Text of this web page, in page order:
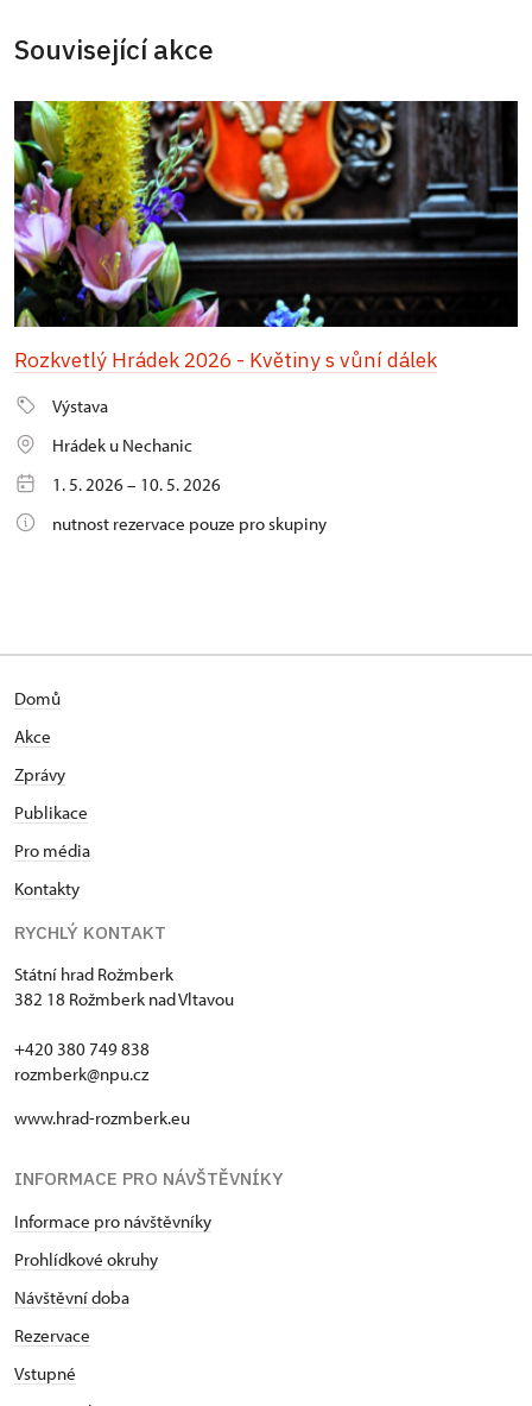
Související akce
Rozkvetlý Hrádek 2026 - Květiny s vůní dálek
Výstava
Hrádek u Nechanic
1. 5. 2026 – 10. 5. 2026
nutnost rezervace pouze pro skupiny
Domů
Akce
Zprávy
Publikace
Pro média
Kontakty
RYCHLÝ KONTAKT
Státní hrad Rožmberk
382 18 Rožmberk nad Vltavou
+420 380 749 838
rozmberk@npu.cz
www.hrad-rozmberk.eu
INFORMACE PRO NÁVŠTĚVNÍKY
Informace pro návštěvníky
Prohlídkové okruhy
Návštěvní doba
Rezervace
Vstupné